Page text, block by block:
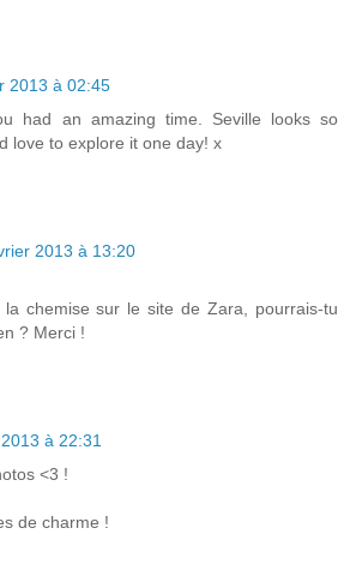
2013 à 02:45
had an amazing time. Seville looks so
love to explore it one day! x
2013 à 13:20
chemise sur le site de Zara, pourrais-tu
? Merci !
à 22:31
<3 !
de charme !